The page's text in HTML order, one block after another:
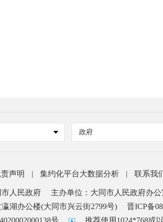
政府
声明 | 集约化平台大数据分析 | 联系我
人民政府 主办单位：大同市人民政府办公
湖办公楼(大同市兴云街2799号)
晋ICP备
号
推荐使用1024*768或